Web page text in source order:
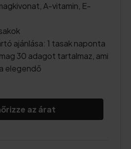
A-vitamin, E-
ajánlása: 1 tasak naponta
30 adagot tartalmaz, ami
elegendő
az árat